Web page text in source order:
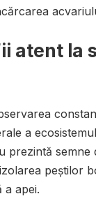
atent la
a
prezintă semne
peștilor
a apei.